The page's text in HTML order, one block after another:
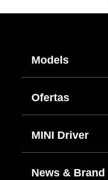
Models
Ofertas
MINI Driver
News & Brand